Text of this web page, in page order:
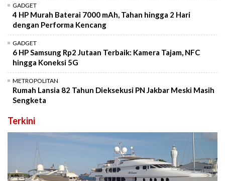
GADGET
4 HP Murah Baterai 7000 mAh, Tahan hingga 2 Hari
dengan Performa Kencang
GADGET
6 HP Samsung Rp2 Jutaan Terbaik: Kamera Tajam, NFC
hingga Koneksi 5G
METROPOLITAN
Rumah Lansia 82 Tahun Dieksekusi PN Jakbar Meski Masih
Sengketa
Terkini